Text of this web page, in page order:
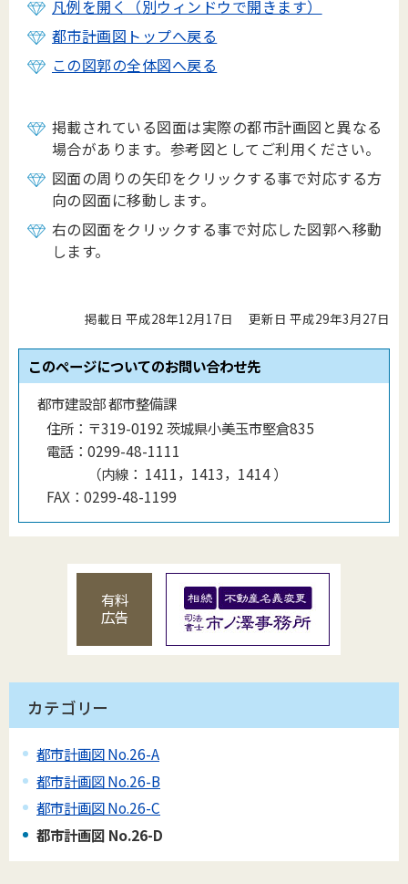
凡例を開く（別ウィンドウで開きます）
都市計画図トップへ戻る
この図郭の全体図へ戻る
掲載されている図面は実際の都市計画図と異なる
場合があります。参考図としてご利用ください。
図面の周りの矢印をクリックする事で対応する方
向の図面に移動します。
右の図面をクリックする事で対応した図郭へ移動
します。
掲載日 平成28年12月17日 更新日 平成29年3月27日
このページについてのお問い合わせ先
都市建設部 都市整備課
住所： 〒319-0192 茨城県小美玉市堅倉835
電話： 0299-48-1111
（内線 ： 1411，1413，1414）
FAX： 0299-48-1199
有料
広告
カテゴリー
都市計画図 No.26-A
都市計画図 No.26-B
都市計画図 No.26-C
都市計画図 No.26-D